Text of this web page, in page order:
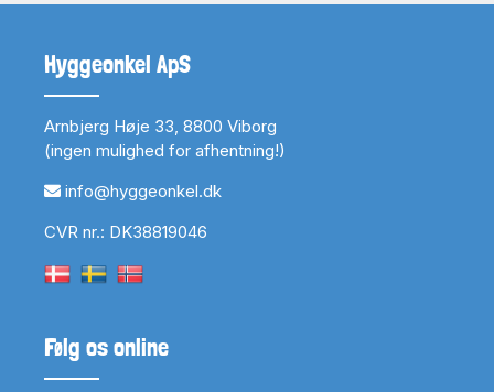
Hyggeonkel ApS
Arnbjerg Høje 33, 8800 Viborg
(ingen mulighed for afhentning!)
info@hyggeonkel.dk
CVR nr.: DK38819046
Følg os online